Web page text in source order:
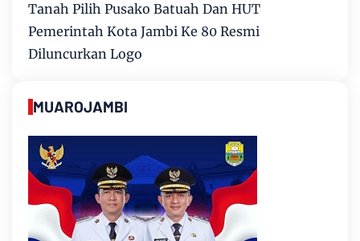
Tanah Pilih Pusako Batuah Dan HUT
Pemerintah Kota Jambi Ke 80 Resmi
Diluncurkan Logo
MUAROJAMBI